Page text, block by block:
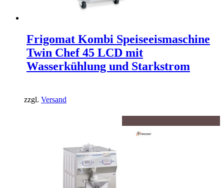
Frigomat Kombi Speiseeismaschine
Twin Chef 45 LCD mit
Wasserkühlung und Starkstrom
zzgl. Versand